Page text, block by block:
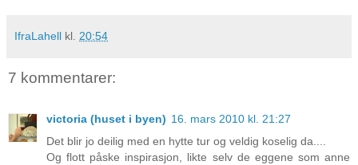
IfraLahell kl. 20:54
7 kommentarer:
victoria (huset i byen) 16. mars 2010 kl. 21:27
Det blir jo deilig med en hytte tur og veldig koselig da....
Og flott påske inspirasjon, likte selv de eggene som anne